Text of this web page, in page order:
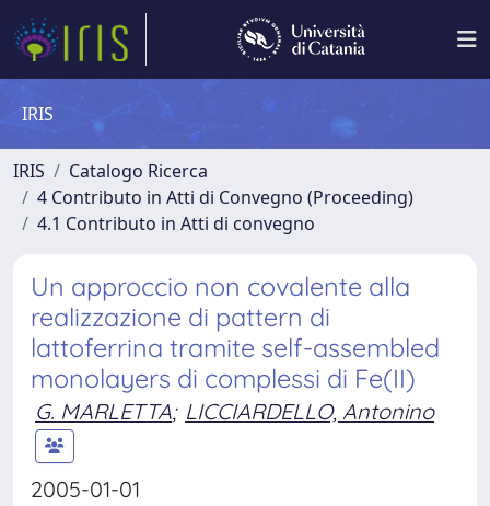
IRIS
IRIS
Catalogo Ricerca
4 Contributo in Atti di Convegno (Proceeding)
4.1 Contributo in Atti di convegno
Un approccio non covalente alla
realizzazione di pattern di
lattoferrina tramite self-assembled
monolayers di complessi di Fe(II)
G. MARLETTA; LICCIARDELLO, Antonino
2005-01-01